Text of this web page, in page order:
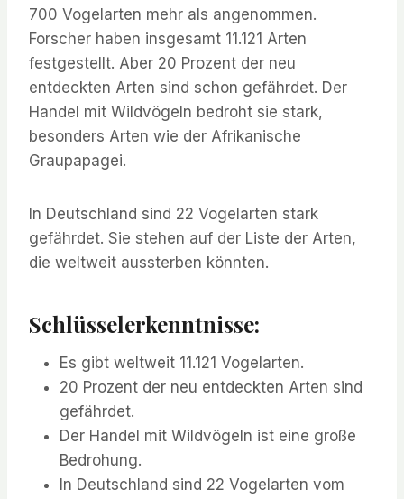
700 Vogelarten mehr als angenommen.
Forscher haben insgesamt 11.121 Arten
festgestellt. Aber 20 Prozent der neu
entdeckten Arten sind schon gefährdet. Der
Handel mit Wildvögeln bedroht sie stark,
besonders Arten wie der Afrikanische
Graupapagei.
In Deutschland sind 22 Vogelarten stark
gefährdet. Sie stehen auf der Liste der Arten,
die weltweit aussterben könnten.
Schlüsselerkenntnisse:
Es gibt weltweit 11.121 Vogelarten.
20 Prozent der neu entdeckten Arten sind
gefährdet.
Der Handel mit Wildvögeln ist eine große
Bedrohung.
In Deutschland sind 22 Vogelarten vom